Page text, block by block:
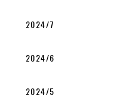
2024/7
2024/6
2024/5